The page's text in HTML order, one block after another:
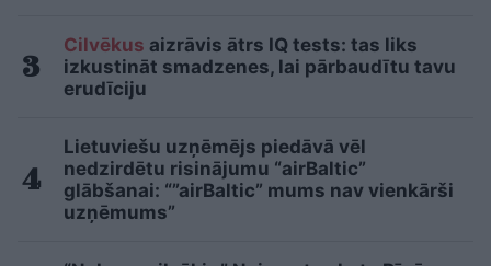
Cilvēkus aizrāvis ātrs IQ tests: tas liks
izkustināt smadzenes, lai pārbaudītu tavu
erudīciju
Lietuviešu uzņēmējs piedāvā vēl
nedzirdētu risinājumu “airBaltic”
glābšanai: “”airBaltic” mums nav vienkārši
uzņēmums”